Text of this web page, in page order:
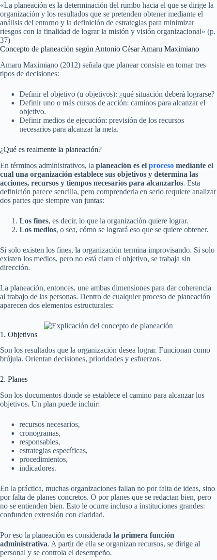
«La planeación es la determinación del rumbo hacia el que se dirige la
organización y los resultados que se pretenden obtener mediante el
análisis del entorno y la definición de estrategias para minimizar
riesgos con la finalidad de lograr la misión y visión organizacional» (p.
37)
Concepto de planeación según Antonio César Amaru Maximiano
Amaru Maximiano (2012) señala que planear consiste en tomar tres
tipos de decisiones:
Definir el objetivo (u objetivos): ¿qué situación deberá lograrse?
Definir uno o más cursos de acción: caminos para alcanzar el
objetivo.
Definir medios de ejecución: previsión de los recursos
necesarios para alcanzar la meta.
¿Qué es realmente la planeación?
En términos administrativos, la planeación es el proceso mediante el
cual una organización establece sus objetivos y determina las
acciones, recursos y tiempos necesarios para alcanzarlos. Esta
definición parece sencilla, pero comprenderla en serio requiere analizar
dos partes que siempre van juntas:
Los fines, es decir, lo que la organización quiere lograr.
Los medios, o sea, cómo se logrará eso que se quiere obtener.
Si solo existen los fines, la organización termina improvisando. Si solo
existen los medios, pero no está claro el objetivo, se trabaja sin
dirección.
La planeación, entonces, une ambas dimensiones para dar coherencia
al trabajo de las personas. Dentro de cualquier proceso de planeación
aparecen dos elementos estructurales:
1. Objetivos
Son los resultados que la organización desea lograr. Funcionan como
brújula. Orientan decisiones, prioridades y esfuerzos.
2. Planes
Son los documentos donde se establece el camino para alcanzar los
objetivos. Un plan puede incluir:
recursos necesarios,
cronogramas,
responsables,
estrategias específicas,
procedimientos,
indicadores.
En la práctica, muchas organizaciones fallan no por falta de ideas, sino
por falta de planes concretos. O por planes que se redactan bien, pero
no se entienden bien. Esto le ocurre incluso a instituciones grandes:
confunden extensión con claridad.
Por eso la planeación es considerada la primera función
administrativa. A partir de ella se organizan recursos, se dirige al
personal y se controla el desempeño.